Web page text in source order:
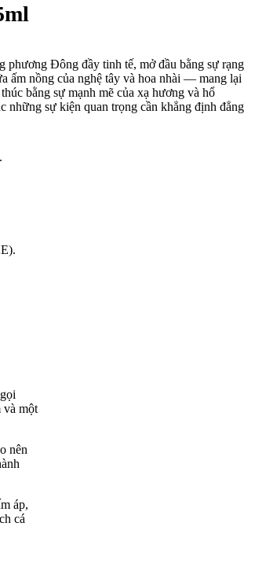
phương Đông đầy tinh tế, mở đầu bằng sự rạng
ấm nồng của nghệ tây và hoa nhài — mang lại
bằng sự mạnh mẽ của xạ hương và hổ
những sự kiện quan trọng cần khẳng định đẳng
và một
nên
áp,
cá